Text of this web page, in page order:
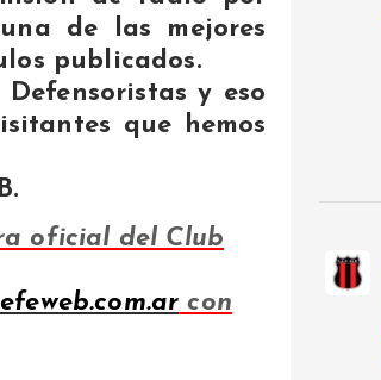
de las mejores
publicados.
y eso
que hemos
oficial del Club
con